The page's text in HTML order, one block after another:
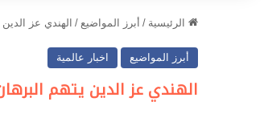
الرئيسية / أبرز المواضيع / الهندي عز
أبرز المواضيع اخبار عالمية
الهندي عز الدين يتهم